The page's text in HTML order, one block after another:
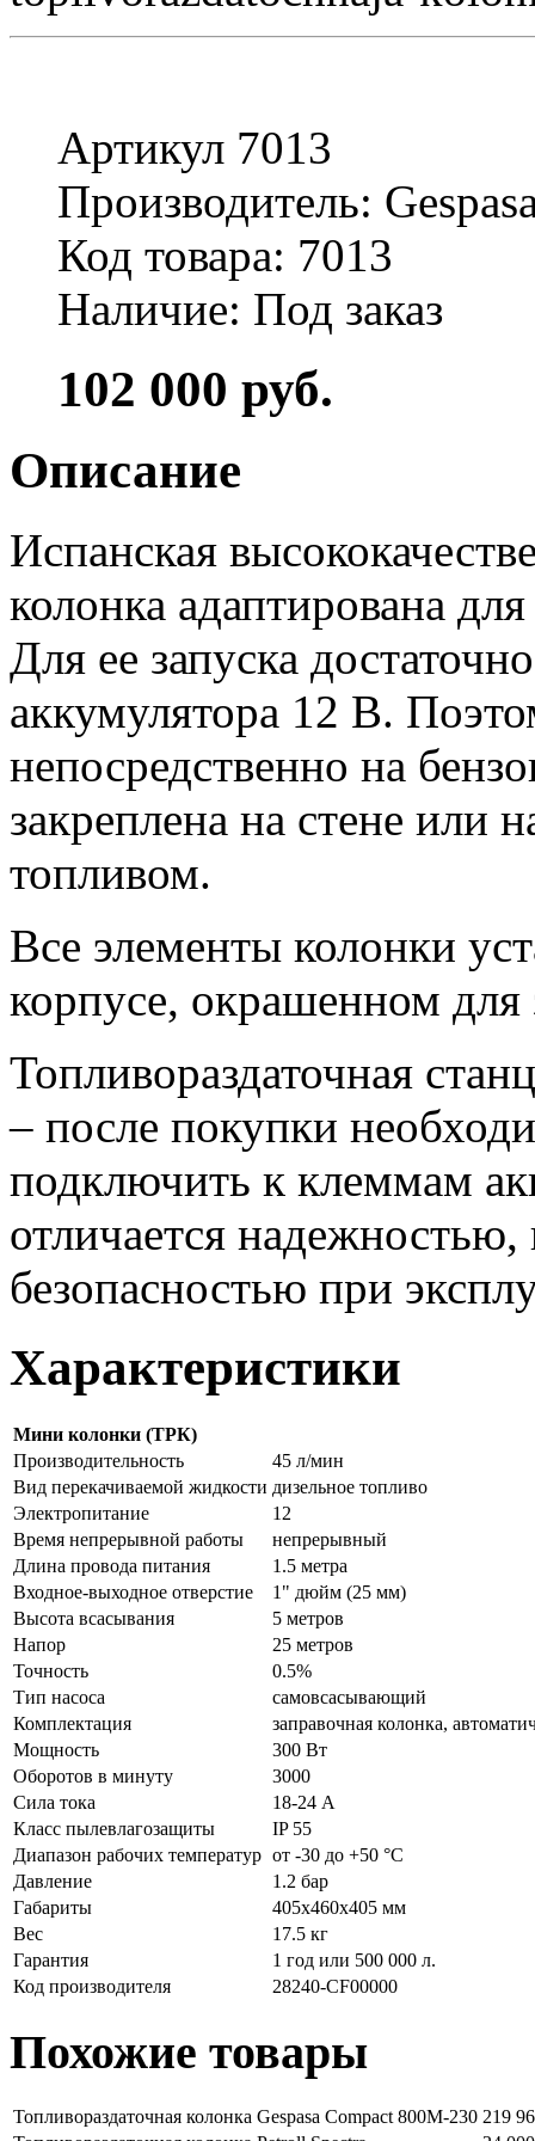
Артикул 7013
Производитель:
Код товара: 7013
Наличие: Под заказ
102 000 руб.
Описание
Испанская
колонка адаптирована
Для ее запуска
аккумулятора 12 В.
непосредственно на
закреплена на стене или
топливом.
Все элементы колонки
корпусе, окрашенном
Топливораздаточная
– после покупки
подключить к клеммам
отличается
безопасностью при
Характеристики
Мини колонки (ТРК)
Производительность
45 л/мин
Вид перекачиваемой жидкости дизельное топливо
Электропитание
12
Время непрерывной работы
непрерывный
Длина провода питания
1.5 метра
Входное-выходное отверстие
1" дюйм (25 мм)
Высота всасывания
5 метров
Напор
25 метров
Точность
0.5%
Тип насоса
самовсасывающий
Комплектация
заправочная колонка,
Мощность
300 Вт
Оборотов в минуту
3000
Сила тока
18-24 А
Класс пылевлагозащиты
IP 55
Диапазон рабочих температур от -30 до +50 °С
Давление
1.2 бар
Габариты
405x460x405 мм
Вес
17.5 кг
Гарантия
1 год или 500 000 л.
Код производителя
28240-CF00000
Похожие товары
Топливораздаточная колонка Gespasa Compact 800M-230 219